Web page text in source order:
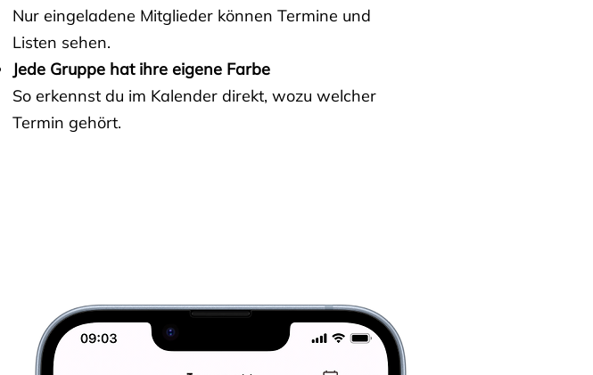
Nur eingeladene Mitglieder können Termine und
Listen sehen.
Jede Gruppe hat ihre eigene Farbe
So erkennst du im Kalender direkt, wozu welcher
Termin gehört.